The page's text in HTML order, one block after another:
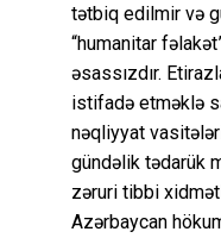
tətbiq edilmir və
“humanitar
əsassızdır.
istifadə etməklə
nəqliyyat
gündəlik tədarük
zəruri tibbi
Azərbaycan